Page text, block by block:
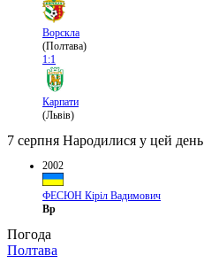
Ворскла
(Полтава)
1:1
Карпати
(Львів)
7 серпня Народилися у цей день
2002
ФЕСЮН Кіріл Вадимович
Вр
Погода
Полтава